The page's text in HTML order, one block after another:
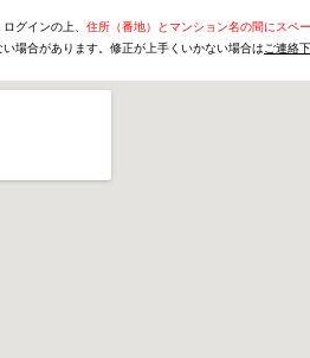
グインの上、 住所（番地）とマンション名の間にスペ
場合があります。修正が上手くいかない場合は ご連絡